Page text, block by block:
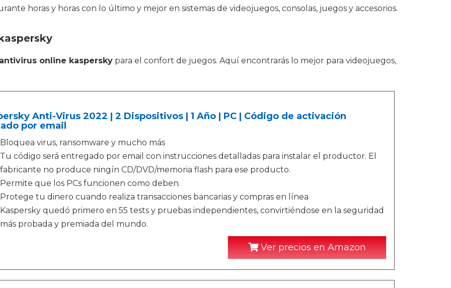
horas y horas con lo último y mejor en sistemas de videojuegos, consolas, juegos y accesorios.
online kaspersky para el confort de juegos. Aquí encontrarás lo mejor para videojuegos,
Anti-Virus 2022 | 2 Dispositivos | 1 Año | PC | Código de activación
por email
Bloquea virus, ransomware y mucho más
Tu código será entregado por email con instrucciones detalladas para instalar el productor. El
fabricante no produce ningín CD/DVD/memoria flash para ese producto.
Permite que los PCs funcionen como deben.
Protege tu dinero cuando realiza transacciones bancarias y compras en línea
Kaspersky quedó primero en 55 tests y pruebas independientes, convirtiéndose en la seguridad
más probada y premiada del mundo.
Ver precios en Amazon